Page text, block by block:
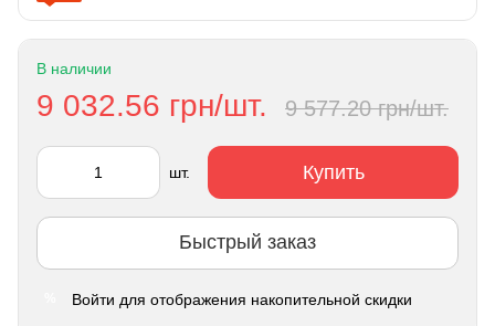
В наличии
9 032.56 грн/шт. 9 577.20 грн/шт.
шт. Купить
Быстрый заказ
Войти для отображения накопительной скидки